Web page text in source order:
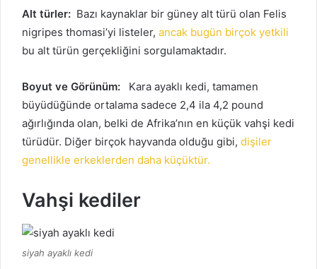
Alt türler: Bazı kaynaklar bir güney alt türü olan Felis
nigripes thomasi’yi listeler, ancak bugün birçok yetkili
bu alt türün gerçekliğini sorgulamaktadır.
Boyut ve Görünüm: Kara ayaklı kedi, tamamen
büyüdüğünde ortalama sadece 2,4 ila 4,2 pound
ağırlığında olan, belki de Afrika’nın en küçük vahşi kedi
türüdür. Diğer birçok hayvanda olduğu gibi, dişiler
genellikle erkeklerden daha küçüktür.
Vahşi kediler
siyah ayaklı kedi